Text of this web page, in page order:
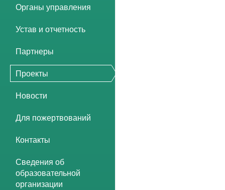
Органы управления
Устав и отчетность
Партнеры
Проекты
Новости
Для пожертвований
Контакты
Сведения об
образовательной
организации